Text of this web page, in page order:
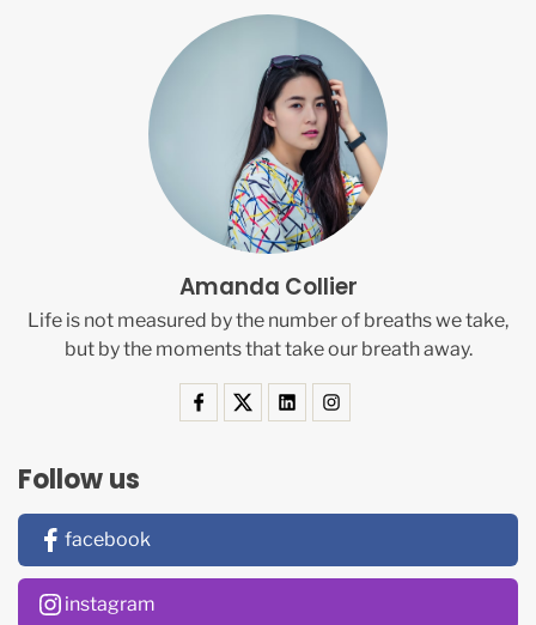
Amanda Collier
Life is not measured by the number of breaths we take,
but by the moments that take our breath away.
Follow us
facebook
instagram